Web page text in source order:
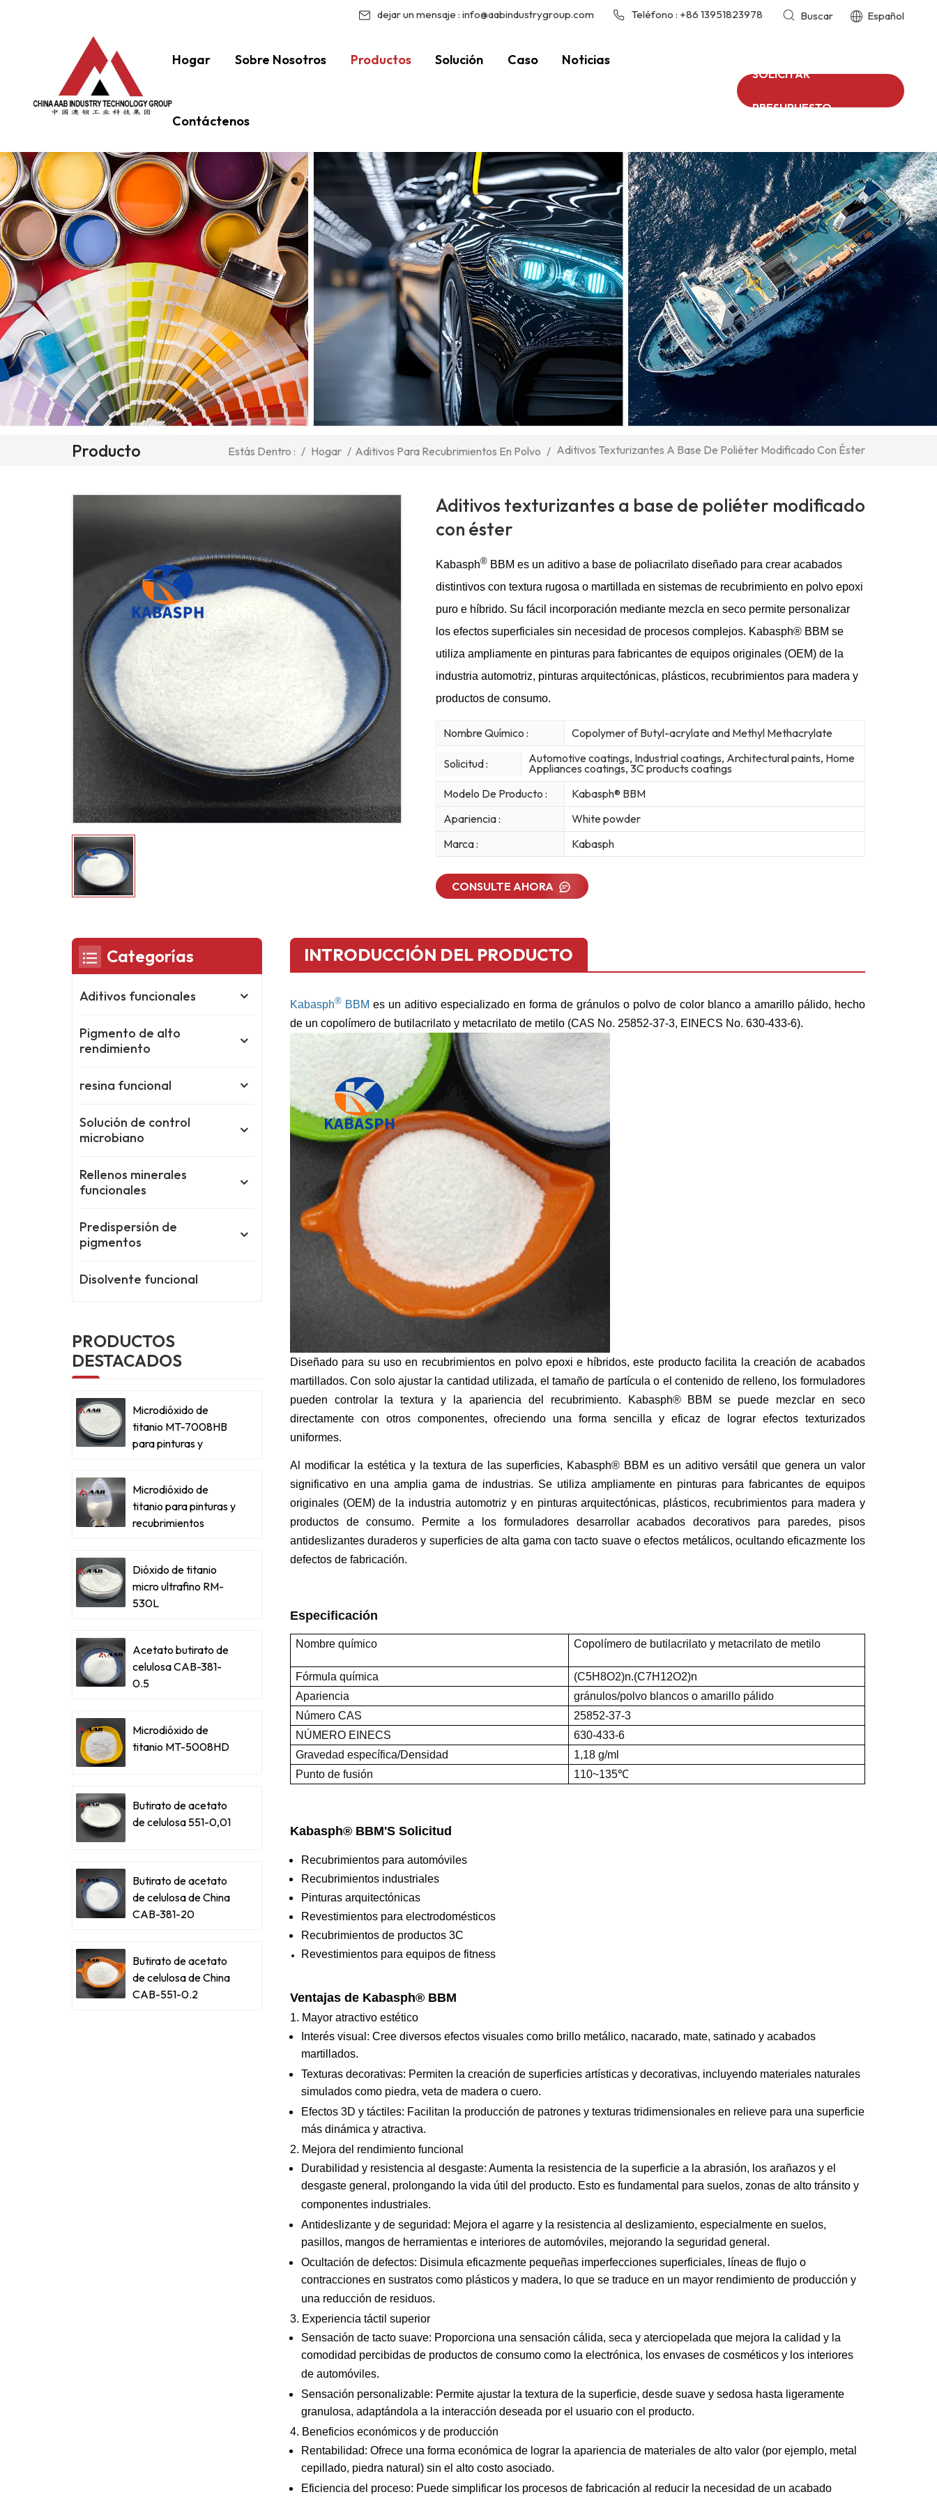
dejar un mensaje : info@aabindustrygroup.com Teléfono : +86 13951823978 Buscar Español
Hogar Sobre Nosotros Productos Solución Caso Noticias
Contáctenos
SOLICITAR
PRESUPUESTO
Producto Estás Dentro : / Hogar / Aditivos Para Recubrimientos En Polvo / Aditivos Texturizantes A Base De Poliéter Modificado Con Éster
Aditivos texturizantes a base de poliéter modificado
con éster
Kabasph®BBM es un aditivo a base de poliacrilato diseñado para crear acabados
distintivos con textura rugosa o martillada en sistemas de recubrimiento en polvo epoxi
puro e híbrido. Su fácil incorporación mediante mezcla en seco permite personalizar
los efectos superficiales sin necesidad de procesos complejos. Kabasph® BBM se
utiliza ampliamente en pinturas para fabricantes de equipos originales (OEM) de la
industria automotriz, pinturas arquitectónicas, plásticos, recubrimientos para madera y
productos de consumo.
Nombre Químico : Copolymer of Butyl-acrylate and Methyl Methacrylate
Solicitud : Automotive coatings, Industrial coatings, Architectural paints, Home
Appliances coatings, 3C products coatings
Modelo De Producto :
Kabasph® BBM
Apariencia :
White powder
Marca :
Kabasph
CONSULTE AHORA
INTRODUCCIÓN DEL PRODUCTO
Kabasph®BBM es un aditivo especializado en forma de gránulos o polvo de color blanco a amarillo pálido, hecho
de un copolímero de butilacrilato y metacrilato de metilo (CAS No. 25852-37-3, EINECS No. 630-433-6).
Diseñado para su uso en recubrimientos en polvo epoxi e híbridos, este producto facilita la creación de acabados
martillados. Con solo ajustar la cantidad utilizada, el tamaño de partícula o el contenido de relleno, los formuladores
pueden controlar la textura y la apariencia del recubrimiento. Kabasph® BBM se puede mezclar en seco
directamente con otros componentes, ofreciendo una forma sencilla y eficaz de lograr efectos texturizados
uniformes.
Al modificar la estética y la textura de las superficies, Kabasph® BBM es un aditivo versátil que genera un valor
significativo en una amplia gama de industrias. Se utiliza ampliamente en pinturas para fabricantes de equipos
originales (OEM) de la industria automotriz y en pinturas arquitectónicas, plásticos, recubrimientos para madera y
productos de consumo. Permite a los formuladores desarrollar acabados decorativos para paredes, pisos
antideslizantes duraderos y superficies de alta gama con tacto suave o efectos metálicos, ocultando eficazmente los
defectos de fabricación.
Especificación
Nombre químico Copolímero de butilacrilato y metacrilato de metilo
Fórmula química
(C5H8O2)n.(C7H12O2)n
Apariencia
gránulos/polvo blancos o amarillo pálido
Número CAS
25852-37-3
NÚMERO EINECS
630-433-6
Gravedad específica/Densidad
1,18 g/ml
Punto de fusión
110~135℃
Kabasph® BBM'S Solicitud
Recubrimientos para automóviles
Recubrimientos industriales
Pinturas arquitectónicas
Revestimientos para electrodomésticos
Recubrimientos de productos 3C
Revestimientos para equipos de fitness
Ventajas de Kabasph® BBM
1. Mayor atractivo estético
Interés visual: Cree diversos efectos visuales como brillo metálico, nacarado, mate, satinado y acabados
martillados.
Texturas decorativas: Permiten la creación de superficies artísticas y decorativas, incluyendo materiales naturales
simulados como piedra, veta de madera o cuero.
Efectos 3D y táctiles: Facilitan la producción de patrones y texturas tridimensionales en relieve para una superficie
más dinámica y atractiva.
2. Mejora del rendimiento funcional
Durabilidad y resistencia al desgaste: Aumenta la resistencia de la superficie a la abrasión, los arañazos y el
desgaste general, prolongando la vida útil del producto. Esto es fundamental para suelos, zonas de alto tránsito y
componentes industriales.
Antideslizante y de seguridad: Mejora el agarre y la resistencia al deslizamiento, especialmente en suelos,
pasillos, mangos de herramientas e interiores de automóviles, mejorando la seguridad general.
Ocultación de defectos: Disimula eficazmente pequeñas imperfecciones superficiales, líneas de flujo o
contracciones en sustratos como plásticos y madera, lo que se traduce en un mayor rendimiento de producción y
una reducción de residuos.
3. Experiencia táctil superior
Sensación de tacto suave: Proporciona una sensación cálida, seca y aterciopelada que mejora la calidad y la
comodidad percibidas de productos de consumo como la electrónica, los envases de cosméticos y los interiores
de automóviles.
Sensación personalizable: Permite ajustar la textura de la superficie, desde suave y sedosa hasta ligeramente
granulosa, adaptándola a la interacción deseada por el usuario con el producto.
4. Beneficios económicos y de producción
Rentabilidad: Ofrece una forma económica de lograr la apariencia de materiales de alto valor (por ejemplo, metal
cepillado, piedra natural) sin el alto costo asociado.
Eficiencia del proceso: Puede simplificar los procesos de fabricación al reducir la necesidad de un acabado
Categorías
Aditivos funcionales
Pigmento de alto
rendimiento
resina funcional
Solución de control
microbiano
Rellenos minerales
funcionales
Predispersión de
pigmentos
Disolvente funcional
PRODUCTOS
DESTACADOS
Microdióxido de
titanio MT-7008HB
para pinturas y
Microdióxido de
titanio para pinturas y
recubrimientos
Dióxido de titanio
micro ultrafino RM-
530L
Acetato butirato de
celulosa CAB-381-
0.5
Microdióxido de
titanio MT-5008HD
Butirato de acetato
de celulosa 551-0,01
Butirato de acetato
de celulosa de China
CAB-381-20
Butirato de acetato
de celulosa de China
CAB-551-0.2